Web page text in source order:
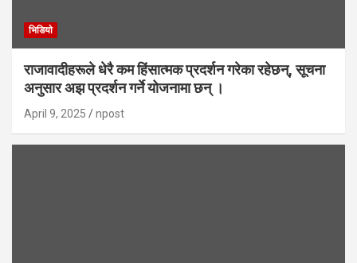
भिडियाे
राजावादीहरूले धेरै कम हिंसात्मक प्रदर्शन गरेका रहेछन्, सूचना
अनुसार अझ प्रदर्शन गर्ने योजनामा छन् ।
April 9, 2025 npost